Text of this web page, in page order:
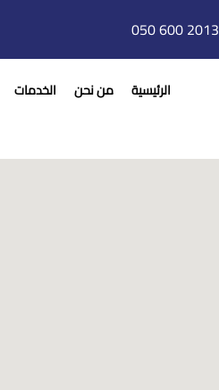
050 600 2013
الرئيسية من نحن الخدمات